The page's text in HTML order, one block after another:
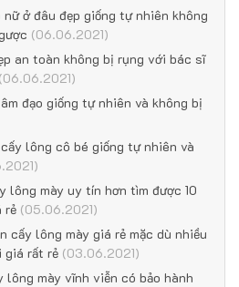
ở đâu đẹp giống tự nhiên không
(06.06.2021)
an toàn không bị rụng với bác sĩ
(06.06.2021)
đạo giống tự nhiên và không bị
lông cô bé giống tự nhiên và
lông mày uy tín hơn tìm được 10
rẻ (05.06.2021)
cấy lông mày giá rẻ mặc dù nhiều
giá rất rẻ (03.06.2021)
lông mày vĩnh viễn có bảo hành